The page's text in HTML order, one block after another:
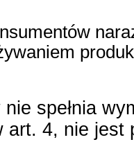
spełnia
art. 4, nie jest